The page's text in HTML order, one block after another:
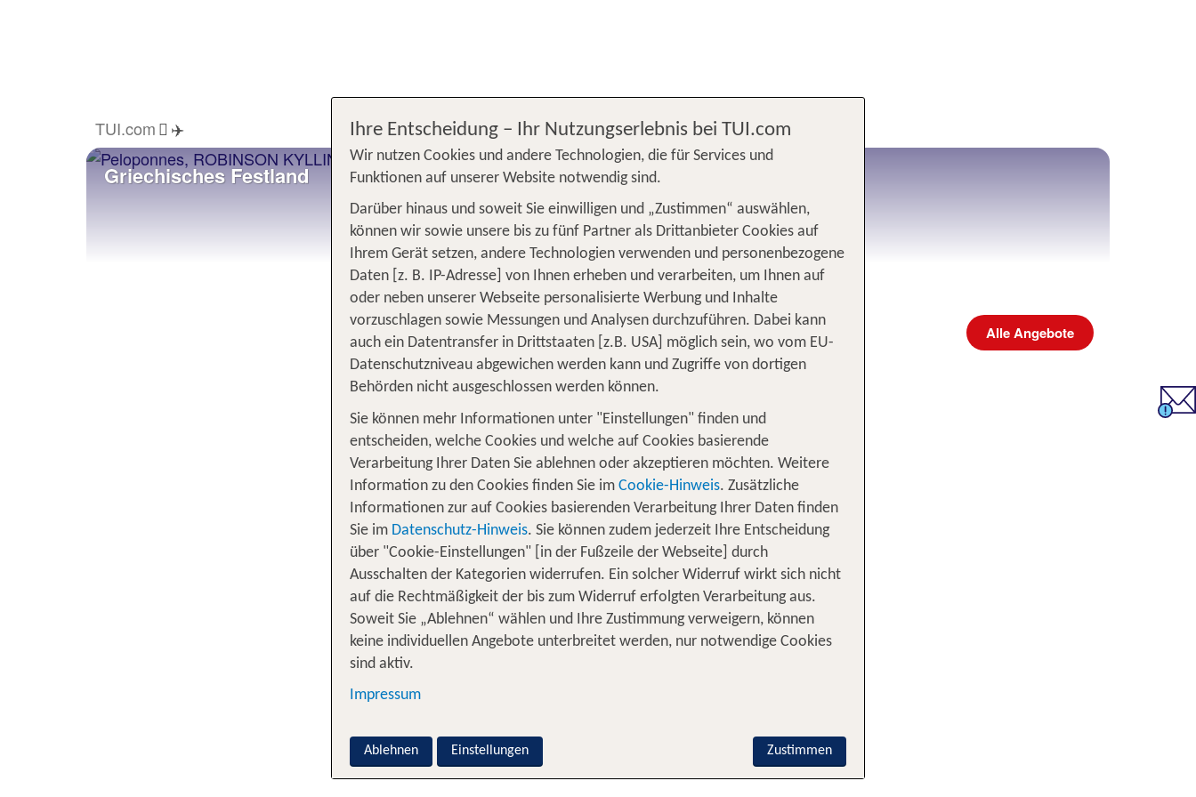
TUI.com ✈️
Griechisches Festland
Alle Angebote
Ihre Entscheidung – Ihr Nutzungserlebnis bei TUI.com
Wir nutzen Cookies und andere Technologien, die für Services und
Funktionen auf unserer Website notwendig sind.
Darüber hinaus und soweit Sie einwilligen und „Zustimmen“ auswählen,
können wir sowie unsere bis zu fünf Partner als Drittanbieter Cookies auf
Ihrem Gerät setzen, andere Technologien verwenden und personenbezogene
Daten [z. B. IP-Adresse] von Ihnen erheben und verarbeiten, um Ihnen auf
oder neben unserer Webseite personalisierte Werbung und Inhalte
vorzuschlagen sowie Messungen und Analysen durchzuführen. Dabei kann
auch ein Datentransfer in Drittstaaten [z.B. USA] möglich sein, wo vom EU-
Datenschutzniveau abgewichen werden kann und Zugriffe von dortigen
Behörden nicht ausgeschlossen werden können.
Sie können mehr Informationen unter "Einstellungen" finden und
entscheiden, welche Cookies und welche auf Cookies basierende
Verarbeitung Ihrer Daten Sie ablehnen oder akzeptieren möchten. Weitere
Information zu den Cookies finden Sie im Cookie-Hinweis. Zusätzliche
Informationen zur auf Cookies basierenden Verarbeitung Ihrer Daten finden
Sie im Datenschutz-Hinweis. Sie können zudem jederzeit Ihre Entscheidung
über "Cookie-Einstellungen" [in der Fußzeile der Webseite] durch
Ausschalten der Kategorien widerrufen. Ein solcher Widerruf wirkt sich nicht
auf die Rechtmäßigkeit der bis zum Widerruf erfolgten Verarbeitung aus.
Soweit Sie „Ablehnen“ wählen und Ihre Zustimmung verweigern, können
keine individuellen Angebote unterbreitet werden, nur notwendige Cookies
sind aktiv.
Impressum
Zustimmen
Ablehnen Einstellungen